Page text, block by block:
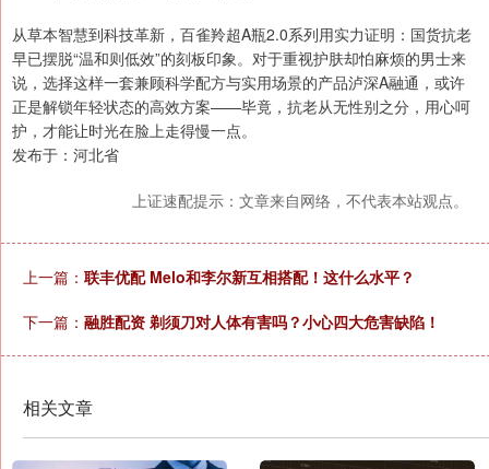
从草本智慧到科技革新，百雀羚超A瓶2.0系列用实力证明：国货抗老
早已摆脱“温和则低效”的刻板印象。对于重视护肤却怕麻烦的男士来
说，选择这样一套兼顾科学配方与实用场景的产品泸深A融通，或许
正是解锁年轻状态的高效方案——毕竟，抗老从无性别之分，用心呵
护，才能让时光在脸上走得慢一点。
发布于：河北省
上证速配提示：文章来自网络，不代表本站观点。
上一篇： 联丰优配 Melo和李尔新互相搭配！这什么水平？
下一篇： 融胜配资 剃须刀对人体有害吗？小心四大危害缺陷！
相关文章